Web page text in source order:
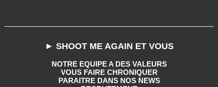
► SHOOT ME AGAIN ET VOUS
NOTRE EQUIPE A DES VALEURS
VOUS FAIRE CHRONIQUER
PARAITRE DANS NOS NEWS